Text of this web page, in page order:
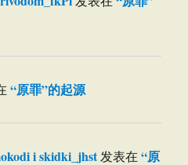
“原罪”的起源
i skidki_jhst发表在“原